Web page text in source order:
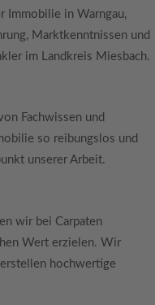
Immobilie in Warngau,
Marktkenntnissen und
im Landkreis Miesbach.
Fachwissen und
so reibungslos und
unserer Arbeit.
wir bei Carpaten
Wert erzielen. Wir
hochwertige